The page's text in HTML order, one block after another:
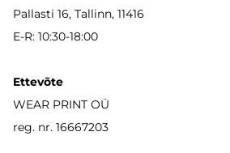
Pallasti 16, Tallinn, 11416
E-R: 10:30-18:00
Ettevõte
WEAR PRINT OÜ
reg. nr. 16667203